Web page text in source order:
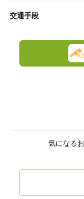
交通手段
気になる